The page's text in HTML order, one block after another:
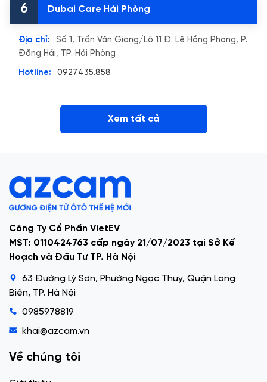
6 Dubai Care Hải Phòng
Địa chỉ:
Số 1, Trần Văn Giang/Lô 11 Đ. Lê Hồng Phong, P.
Đằng Hải, TP. Hải Phòng
Hotline: 0927.435.858
Xem tất cả
Công Ty Cổ Phần VietEV
MST: 0110424763 cấp ngày 21/07/2023 tại Sở Kế
Hoạch và Đầu Tư TP. Hà Nội
63 Đường Lý Sơn, Phường Ngọc Thuy, Quận Long
Biên, TP. Hà Nội
0985978819
khai@azcam.vn
Về chúng tôi